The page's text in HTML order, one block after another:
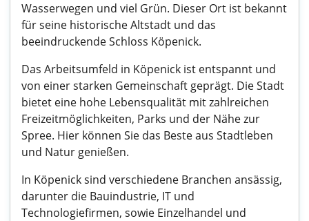
Wasserwegen und viel Grün. Dieser Ort ist bekannt
für seine historische Altstadt und das
beeindruckende Schloss Köpenick.
Das Arbeitsumfeld in Köpenick ist entspannt und
von einer starken Gemeinschaft geprägt. Die Stadt
bietet eine hohe Lebensqualität mit zahlreichen
Freizeitmöglichkeiten, Parks und der Nähe zur
Spree. Hier können Sie das Beste aus Stadtleben
und Natur genießen.
In Köpenick sind verschiedene Branchen ansässig,
darunter die Bauindustrie, IT und
Technologiefirmen, sowie Einzelhandel und